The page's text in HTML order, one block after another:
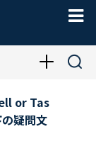
or Tas
疑問文